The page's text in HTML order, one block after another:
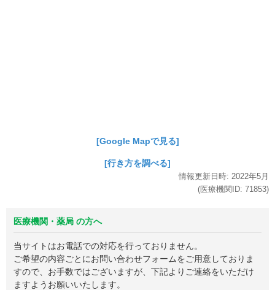
[Google Mapで見る]
[行き方を調べる]
情報更新日時: 2022年5月
(医療機関ID: 71853)
医療機関・薬局 の方へ
当サイトはお電話での対応を行っておりません。
ご希望の内容ごとにお問い合わせフォームをご用意しておりま
すので、お手数ではございますが、下記よりご連絡をいただけ
ますようお願いいたします。